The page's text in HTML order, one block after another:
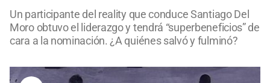
Un participante del reality que conduce Santiago Del
Moro obtuvo el liderazgo y tendrá “superbeneficios” de
cara a la nominación. ¿A quiénes salvó y fulminó?